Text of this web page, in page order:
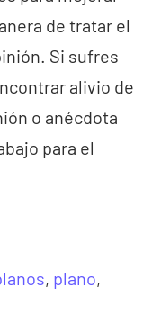
de tratar el
Si sufres
alivio de
o anécdota
para el
, plano,